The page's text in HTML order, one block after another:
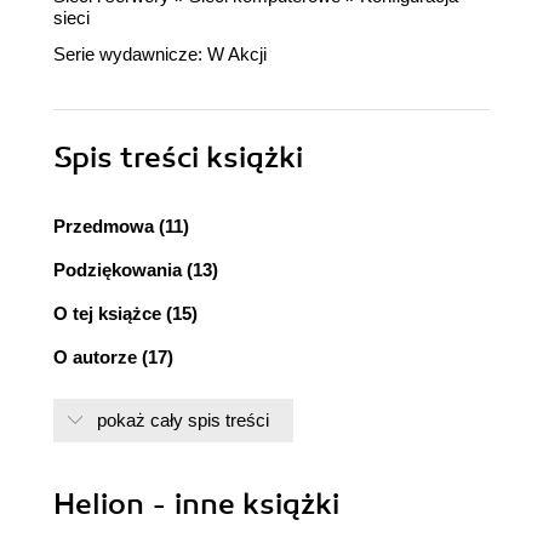
sieci
Serie wydawnicze: W Akcji
Spis treści książki
Przedmowa (11)
Podziękowania (13)
O tej książce (15)
O autorze (17)
1.1. Czy ta książka jest dla Ciebie? (19)
1.2.1. Główne rozdziały (21)
1.2.2. Laboratorium (21)
pokaż cały spis treści
Helion - inne książki